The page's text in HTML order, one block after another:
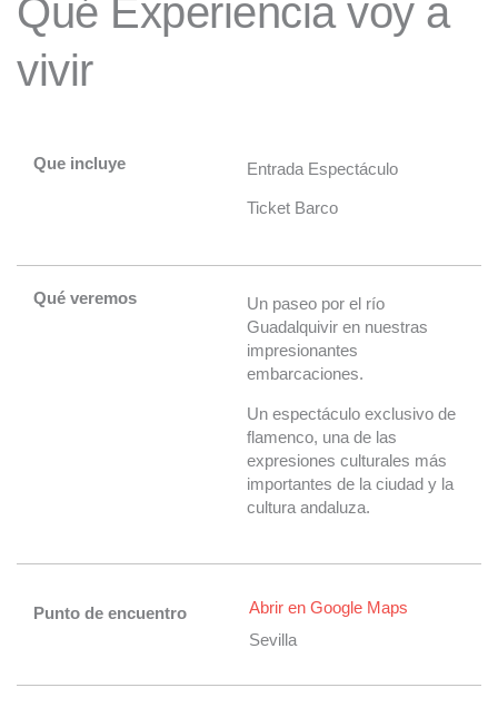
Qué Experiencia voy a
vivir
Que incluye Entrada Espectáculo
Ticket Barco
Qué veremos
Un paseo por el río
Guadalquivir en nuestras
impresionantes
embarcaciones.
Un espectáculo exclusivo de
flamenco, una de las
expresiones culturales más
importantes de la ciudad y la
cultura andaluza.
Punto de encuentro
Abrir en Google Maps
Sevilla